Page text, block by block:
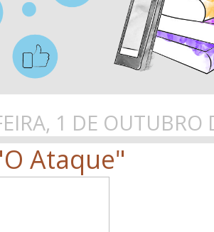
1 DE OUTUBRO
Ataque"